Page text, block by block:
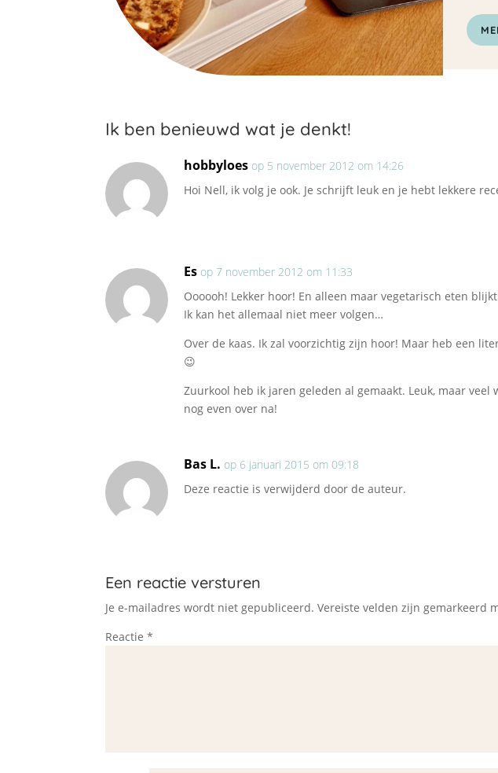
Ik ben benieuwd wat je denkt!
hobbyloes op 5 november 2012 om 14:26
Hoi Nell, ik volg je ook. Je schrijft leuk en je hebt lekkere
Es op 7 november 2012 om 11:33
Oooooh! Lekker hoor! En alleen maar vegetarisch eten
Ik kan het allemaal niet meer volgen…
Over de kaas. Ik zal voorzichtig zijn hoor! Maar heb een
😉
Zuurkool heb ik jaren geleden al gemaakt. Leuk, maar
nog even over na!
Bas L. op 6 januari 2015 om 09:18
Deze reactie is verwijderd door de auteur.
Een reactie versturen
Je e-mailadres wordt niet gepubliceerd. Vereiste velden zijn gemarkeerd
Reactie*